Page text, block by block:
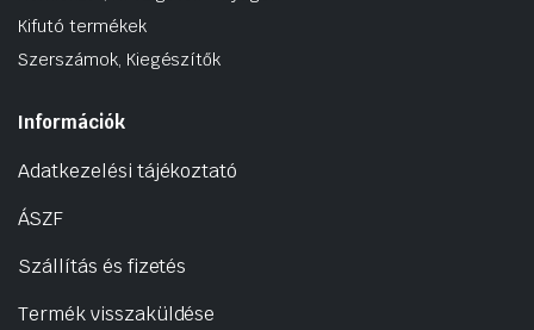
Kifutó termékek
Szerszámok, Kiegészítők
Információk
Adatkezelési tájékoztató
ÁSZF
Szállítás és fizetés
Termék visszaküldése